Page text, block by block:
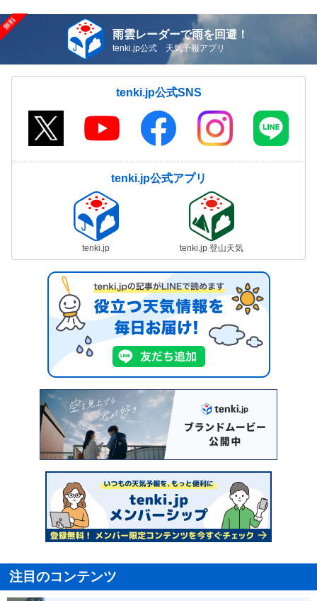
雨雲レーダーで雨を回避！
tenki.jp公式 天気予報アプリ
tenki.jp公式SNS
tenki.jp公式アプリ
tenki.jp tenki.jp 登山天気
注目のコンテンツ